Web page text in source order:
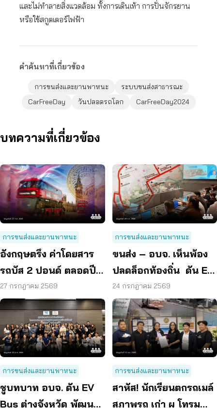
และไม่ทําลายสิ่งแวดล้อม ทั้งการเดินเท้า การปั่นจักรยาน
หรือใช้สกูตเตอร์ไฟฟ้า
คำค้นหาที่เกี่ยวข้อง
การขนส่งและยานพาหนะ
ระบบขนส่งสาธารณะ
CarFreeDay
วันปลอดรถโลก CarFreeDay2024
บทความที่เกี่ยวข้อง
การขนส่งและยานพาหนะ
อังกฤษตรึง ค่าโดยสาร
รถบัส 2 ปอนด์ ตลอดปี
70 ลดค่าครองชีพ
27 กรกฎาคม 2569
การขนส่งและยานพาหนะ
ขนส่ง – อบจ. เห็นพ้อง
ปลดล็อกท้องถิ่น ดัน EV
Bus อยุธยา
24 กรกฎาคม 2569
การขนส่งและยานพาหนะ
ชูบทบาท อบจ. ดัน EV
Bus ต่างจังหวัด พัฒนา
การขนส่งและยานพาหนะ
สาหัส! นักเรียนตกรถเมล์
สภาพรถ เก่า ผุ โทรม